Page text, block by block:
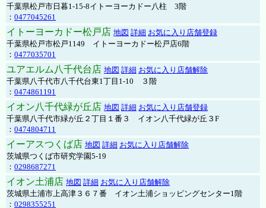
千葉県松戸市日暮1-15-8イトーヨーカドー八柱 3階
： 0477045261
イトーヨーカドー松戸店 地図 詳細 お気に入り店舗登録
千葉県松戸市松戸1149 イトーヨーカドー松戸店6階
： 0477035701
ユアエルム八千代台店 地図 詳細 お気に入り店舗解除
千葉県八千代市八千代台東1丁目1-10 ３階
： 0474861191
イオン八千代緑が丘店 地図 詳細 お気に入り店舗登録
千葉県八千代市緑が丘２丁目１番３ イオン八千代緑が丘３F
： 0474804711
イーアスつくば店 地図 詳細 お気に入り店舗解除
茨城県つくば市研究学園5-19
： 0298687271
イオン土浦店 地図 詳細 お気に入り店舗解除
茨城県土浦市上高津３６７番 イオン土浦ショッピングセンター1階
： 0298355251